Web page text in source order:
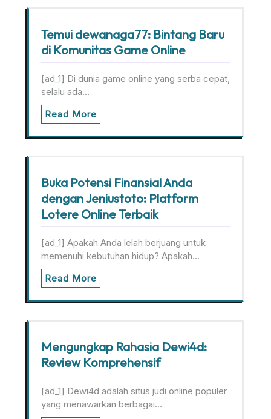
Temui dewanaga77: Bintang Baru
di Komunitas Game Online
[ad_1] Di dunia game online yang serba cepat,
selalu ada…
Read More
Buka Potensi Finansial Anda
dengan Jeniustoto: Platform
Lotere Online Terbaik
[ad_1] Apakah Anda lelah berjuang untuk
memenuhi kebutuhan hidup? Apakah…
Read More
Mengungkap Rahasia Dewi4d:
Review Komprehensif
[ad_1] Dewi4d adalah situs judi online populer
yang menawarkan berbagai…